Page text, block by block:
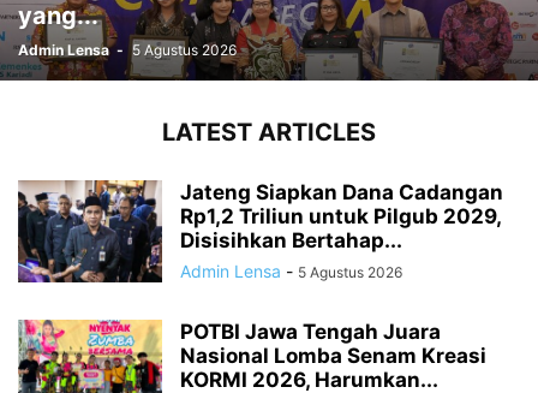
yang...
Admin Lensa - 5 Agustus 2026
LATEST ARTICLES
Jateng Siapkan Dana Cadangan
Rp1,2 Triliun untuk Pilgub 2029,
Disisihkan Bertahap...
Admin Lensa - 5 Agustus 2026
POTBI Jawa Tengah Juara
Nasional Lomba Senam Kreasi
KORMI 2026, Harumkan...